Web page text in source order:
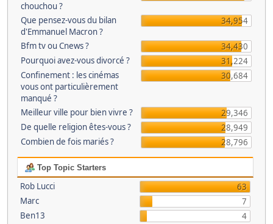
chouchou ?
Que pensez-vous du bilan
d'Emmanuel Macron ?
34,954
Bfm tv ou Cnews ?
34,430
Pourquoi avez-vous divorcé ?
31,224
Confinement : les cinémas
vous ont particulièrement
manqué ?
30,684
Meilleur ville pour bien vivre ?
29,346
De quelle religion êtes-vous ?
28,949
Combien de fois mariés ?
28,796
Top Topic Starters
Rob Lucci
63
Marc
7
Ben13
4